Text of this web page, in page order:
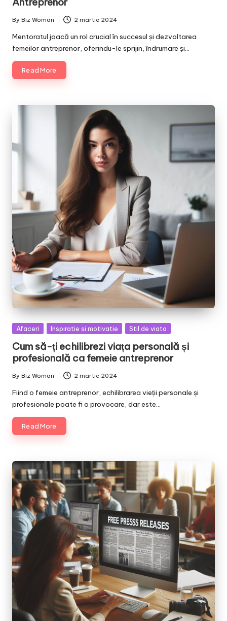
Posted
by
By Biz Woman 2 martie 2024
Mentoratul joacă un rol crucial în succesul și dezvoltarea
femeilor antreprenor, oferindu-le sprijin, îndrumare și…
Read More
Posted
Afaceri Inspiratie si motivatie Stil de viata
Cum să-ți echilibrezi viața personală și
profesională ca femeie antreprenor
Posted
by
By Biz Woman 2 martie 2024
Fiind o femeie antreprenor, echilibrarea vieții personale și
profesionale poate fi o provocare, dar este…
Read More